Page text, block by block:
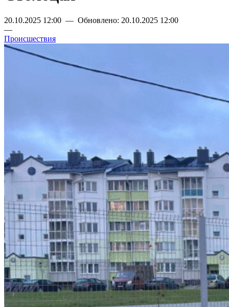
20.10.2025 12:00 — Обновлено: 20.10.2025 12:00
—
Происшествия